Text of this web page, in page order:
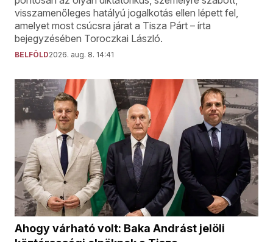
visszamenőleges hatályú jogalkotás ellen lépett fel,
amelyet most csúcsra járat a Tisza Párt – írta
bejegyzésében Toroczkai László.
BELFÖLD2026. aug. 8. 14:41
Ahogy várható volt: Baka Andrást jelöli